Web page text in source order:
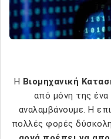
Η Βιομηχανική
από μόνη της ένα
αναλαμβάνουμε. Η
πολλές φορές